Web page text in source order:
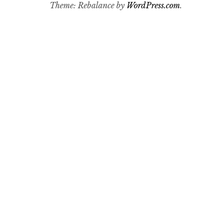
Theme: Rebalance by WordPress.com.